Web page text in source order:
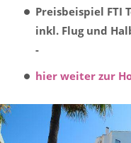
Preisbeispiel FTI
inkl. Flug und
-
hier weiter zur